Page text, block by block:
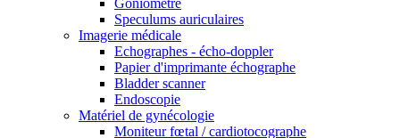
Goniomètre
Speculums auriculaires
Imagerie médicale
Echographes - écho-doppler
Papier d'imprimante échographe
Bladder scanner
Endoscopie
Matériel de gynécologie
Moniteur fœtal / cardiotocographe